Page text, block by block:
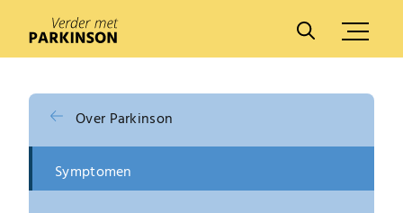
Over Parkinson
Symptomen